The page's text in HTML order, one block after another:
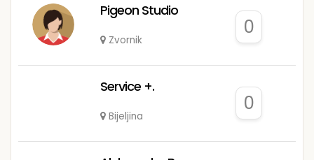
Pigeon Studio
Zvornik
0
Service +.
Bijeljina
0